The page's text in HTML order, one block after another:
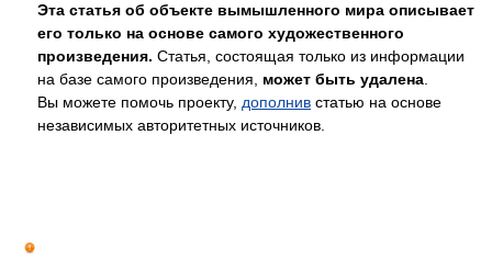
Эта статья об объекте вымышленного мира описывает
его только на основе самого художественного
произведения. Статья, состоящая только из информации
на базе самого произведения, может быть удалена
Вы можете помочь проекту, дополнив статью на основе
независимых авторитетных источников.